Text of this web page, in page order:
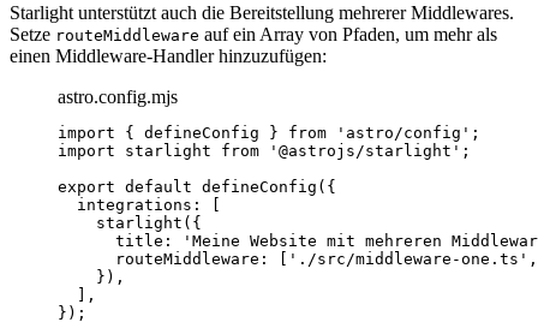
Starlight unterstützt auch die Bereitstellung mehrerer Middlewares.
Setze routeMiddleware auf ein Array von Pfaden, um mehr als
einen Middleware-Handler hinzuzufügen:
astro.config.mjs
import { defineConfig } from ' astro/config ' ;
import starlight from ' @astrojs/starlight ' ;
export default defineConfig ({
integrations: [
starlight ({
title:
' Meine Website mit mehreren
routeMiddleware: [ ' ./src/middleware-one.ts '
}),
],
});